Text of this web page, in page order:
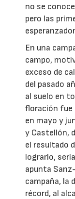
no se
pero las
En una
campo,
exceso de
del pasado
al suelo en
floración fue
en mayo y
y Castellón,
el resultado
lograrlo,
apunta
campaña, la
récord, al